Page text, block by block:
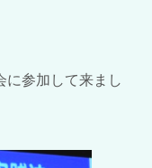
に参加して来まし